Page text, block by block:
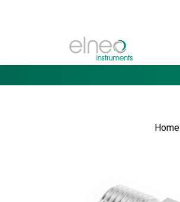
Home